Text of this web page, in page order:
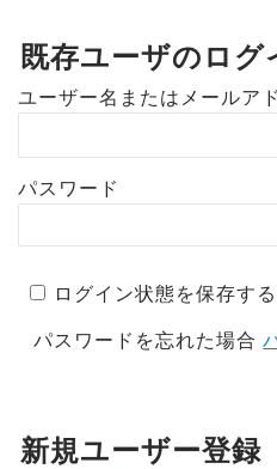
既存ユーザのログ
ユーザー名またはメールア
パスワード
ログイン状態を保存する
パスワードを忘れた場合
新規ユーザー登録